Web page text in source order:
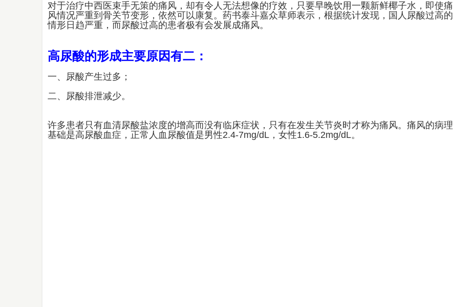
对于治疗中西医束手无策的痛风，却有令人无法想像的疗效，只要早晚饮用一颗新鲜椰子水，即使痛
风情况严重到骨关节变形，依然可以康复。药书泰斗嘉众草师表示，根据统计发现，国人尿酸过高的
情形日趋严重，而尿酸过高的患者极有会发展成痛风。
高尿酸的形成主要原因有二：
一、尿酸产生过多；
二、尿酸排泄减少。
许多患者只有血清尿酸盐浓度的增高而没有临床症状，只有在发生关节炎时才称为痛风。痛风的病理
基础是高尿酸血症，正常人血尿酸值是男性2.4-7mg/dL，女性1.6-5.2mg/dL。